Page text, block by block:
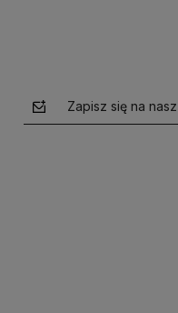
Zapisz się na